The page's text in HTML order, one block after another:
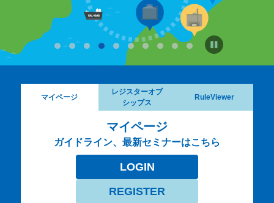
マイページ
レジスターオブ
シップス
RuleViewer
マイページ
ガイドライン、最新セミナーはこちら
LOGIN
REGISTER